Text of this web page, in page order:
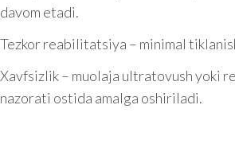
davom etadi.
Tezkor reabilitatsiya – minimal
Xavfsizlik – muolaja ultratovush yoki
nazorati ostida amalga oshiriladi.